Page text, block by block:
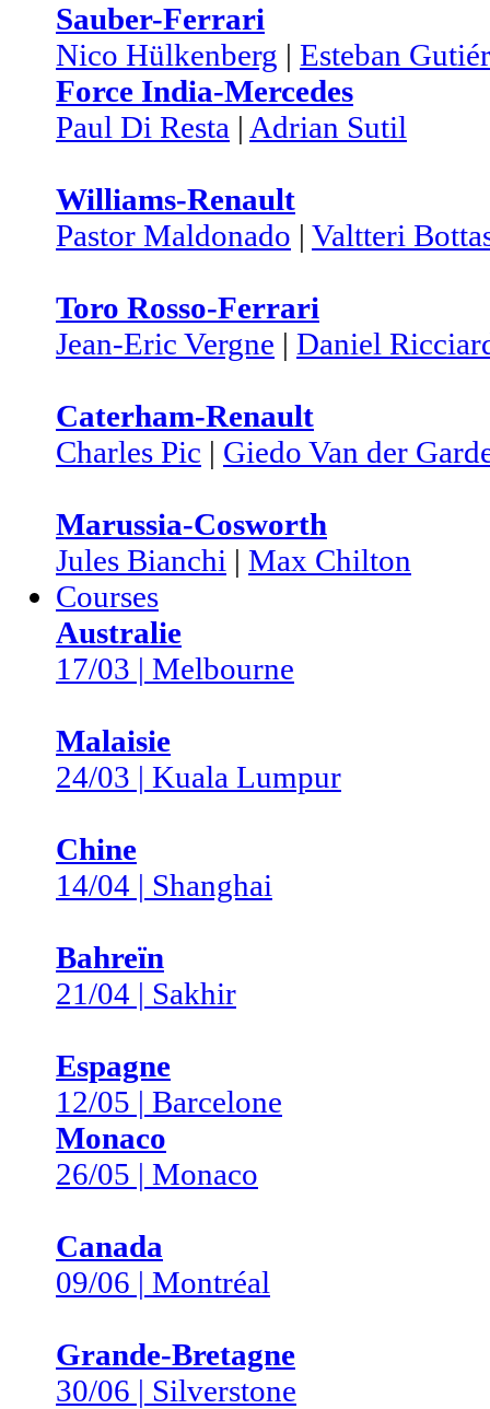
Sauber-Ferrari
Nico Hülkenberg | Esteban
Force India-Mercedes
Paul Di Resta | Adrian Sutil
Williams-Renault
Pastor Maldonado | Valtteri
Toro Rosso-Ferrari
Jean-Eric Vergne | Daniel
Caterham-Renault
Charles Pic | Giedo Van der
Marussia-Cosworth
Jules Bianchi | Max Chilton
Courses
Australie
17/03 | Melbourne
Malaisie
24/03 | Kuala Lumpur
Chine
14/04 | Shanghai
Bahreïn
21/04 | Sakhir
Espagne
12/05 | Barcelone
Monaco
26/05 | Monaco
Canada
09/06 | Montréal
Grande-Bretagne
30/06 | Silverstone